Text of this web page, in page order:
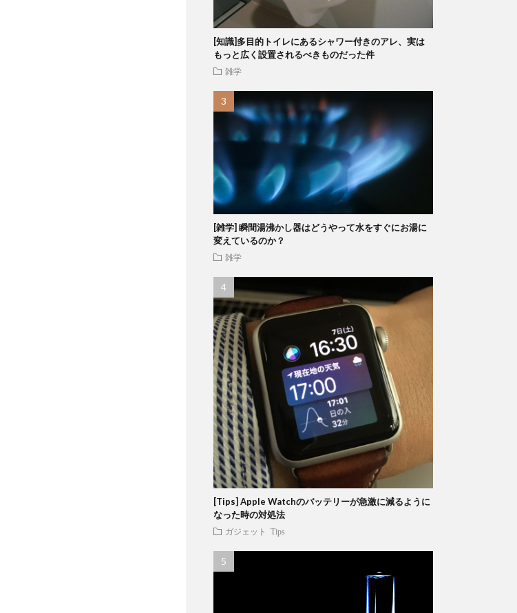
[知識]多目的トイレにあるシャワー付きのアレ、実は
もっと広く設置されるべきものだった件
雑学
[雑学] 瞬間湯沸かし器はどうやって水をすぐにお湯に
変えているのか？
雑学
[Tips] Apple Watchのバッテリーが急激に減るように
なった時の対処法
ガジェット Tips